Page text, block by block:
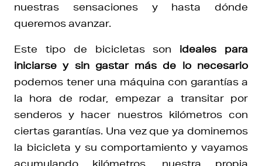
nuestras sensaciones y hasta dónde
queremos avanzar.
Este tipo de bicicletas son ideales para
iniciarse y sin gastar más de lo necesario
podemos tener una máquina con garantías a
la hora de rodar, empezar a transitar por
senderos y hacer nuestros kilómetros con
ciertas garantías. Una vez que ya dominemos
la bicicleta y su comportamiento y vayamos
acumulando kilómetros, nuestra propia